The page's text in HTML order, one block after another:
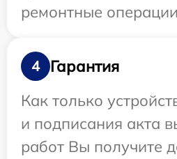
ремонтные
4
Гарантия
Как только
и подписания акта
работ Вы получите